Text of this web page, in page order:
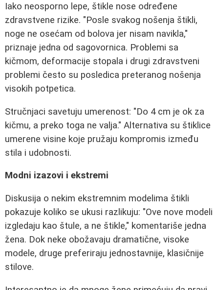
Iako neosporno lepe, štikle nose određene
zdravstvene rizike. "Posle svakog nošenja štikli,
noge ne osećam od bolova jer nisam navikla,"
priznaje jedna od sagovornica. Problemi sa
kičmom, deformacije stopala i drugi zdravstveni
problemi često su posledica preteranog nošenja
visokih potpetica.
Stručnjaci savetuju umerenost: "Do 4 cm je ok za
kičmu, a preko toga ne valja." Alternativa su štiklice
umerene visine koje pružaju kompromis između
stila i udobnosti.
Modni izazovi i ekstremi
Diskusija o nekim ekstremnim modelima štikli
pokazuje koliko se ukusi razlikuju: "Ove nove modeli
izgledaju kao štule, a ne štikle," komentariše jedna
žena. Dok neke obožavaju dramatične, visoke
modele, druge preferiraju jednostavnije, klasičnije
stilove.